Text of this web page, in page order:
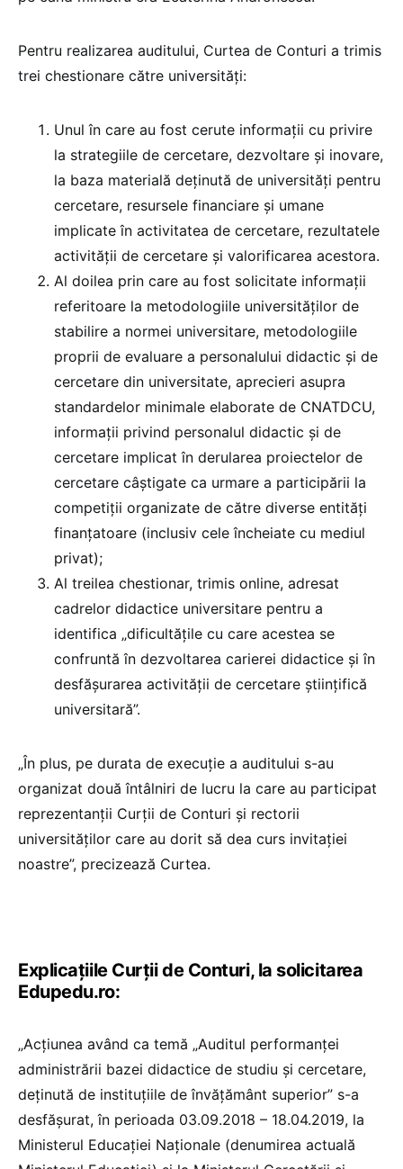
Pentru realizarea auditului, Curtea de Conturi a trimis
trei chestionare către universități:
Unul în care au fost cerute informații cu privire
la strategiile de cercetare, dezvoltare și inovare,
la baza materială deținută de universități pentru
cercetare, resursele financiare și umane
implicate în activitatea de cercetare, rezultatele
activității de cercetare și valorificarea acestora.
Al doilea prin care au fost solicitate informații
referitoare la metodologiile universităților de
stabilire a normei universitare, metodologiile
proprii de evaluare a personalului didactic și de
cercetare din universitate, aprecieri asupra
standardelor minimale elaborate de CNATDCU,
informații privind personalul didactic și de
cercetare implicat în derularea proiectelor de
cercetare câștigate ca urmare a participării la
competiții organizate de către diverse entități
finanțatoare (inclusiv cele încheiate cu mediul
privat);
Al treilea chestionar, trimis online, adresat
cadrelor didactice universitare pentru a
identifica „dificultățile cu care acestea se
confruntă în dezvoltarea carierei didactice și în
desfășurarea activității de cercetare științifică
universitară”.
„În plus, pe durata de execuție a auditului s-au
organizat două întâlniri de lucru la care au participat
reprezentanții Curții de Conturi și rectorii
universităților care au dorit să dea curs invitației
noastre”, precizează Curtea.
Explicațiile Curții de Conturi, la solicitarea
Edupedu.ro:
„Acțiunea având ca temă „Auditul performanței
administrării bazei didactice de studiu și cercetare,
deținută de instituțiile de învățământ superior” s-a
desfășurat, în perioada 03.09.2018 – 18.04.2019, la
Ministerul Educației Naționale (denumirea actuală